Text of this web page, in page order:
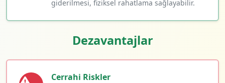
giderilmesi, fiziksel rahatlama sağlayabilir.
Dezavantajlar
Cerrahi Riskler